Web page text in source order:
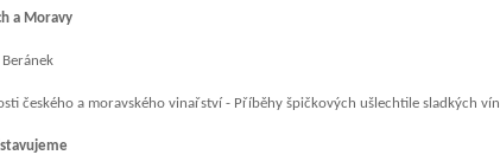
a Moravy
českého a moravského vinařství - Příběhy špičkových ušlechtile sladkých vín